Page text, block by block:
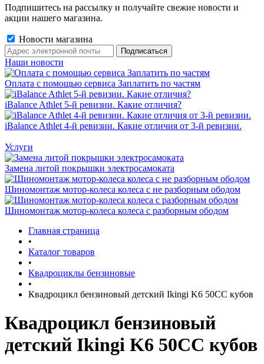
Подпишитесь на рассылку и получайте свежие новости и
акции нашего магазина.
Новости магазина
Наши новости
Оплата с помощью сервиса Заплатить по частям
iBalance Athlet 5-й ревизии. Какие отличия?
iBalance Athlet 4-й ревизии. Какие отличия от 3-й ревизии.
Услуги
Замена литой покрышки электросамоката
Шиномонтаж мотор-колеса колеса с не разборным ободом
Шиномонтаж мотор-колеса колеса с разборным ободом
Главная страница
•
Каталог товаров
•
Квадроциклы бензиновые
•
Квадроцикл бензиновый детский Ikingi K6 50CC кубов
Квадроцикл бензиновый
детский Ikingi K6 50CC кубов